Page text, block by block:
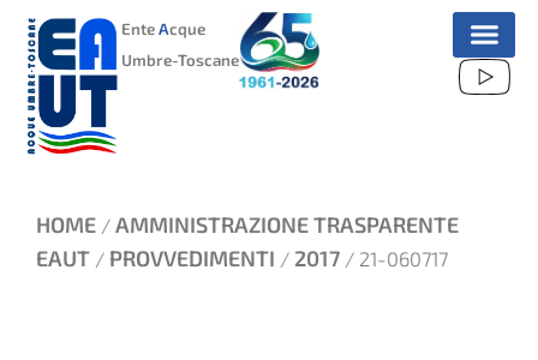
VAI
CONTENUTO
EnteAcque
Umbre-Toscane
HOME / AMMINISTRAZIONE TRASPARENTE
EAUT / PROVVEDIMENTI / 2017 / 21-060717